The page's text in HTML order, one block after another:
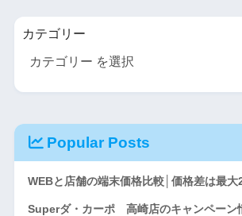
カテゴリー
Popular Posts
WEBと店舗の端末価格比較│価格差は最大
Superダ・カーポ 高崎店のキャンペーン